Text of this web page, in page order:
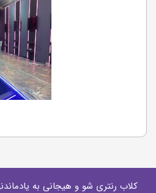
کلاب رنتری شو و هیجانی به